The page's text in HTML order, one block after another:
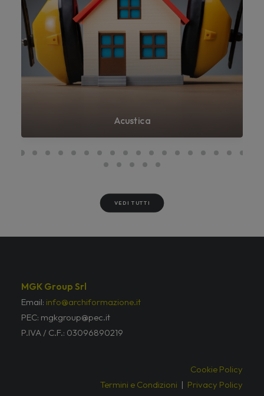
Acustica
VEDI TUTTI
MGK Group Srl
Email: info@archiformazione.it
PEC: mgkgroup@pec.it
P.IVA / C.F.: 03096890219
Cookie Policy
Termini e Condizioni | Privacy Policy